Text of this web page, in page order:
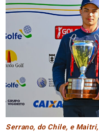
Serrano, do Chile, e